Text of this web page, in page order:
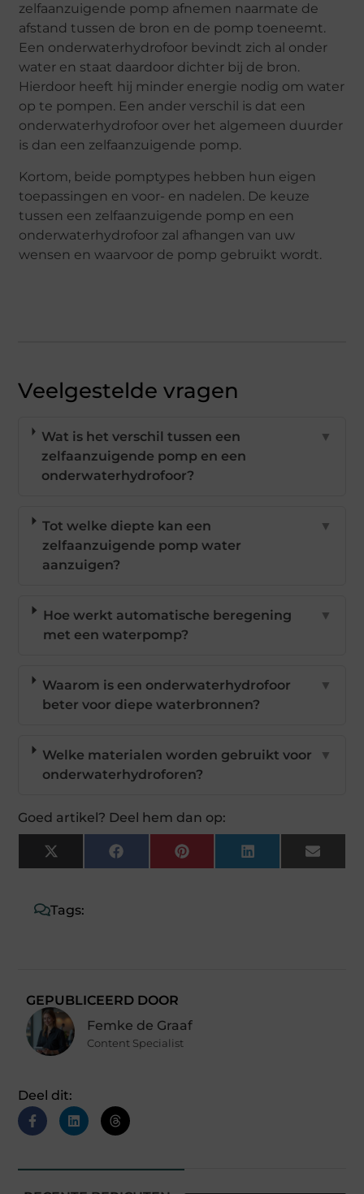
zelfaanzuigende pomp afnemen naarmate de
afstand tussen de bron en de pomp toeneemt.
Een onderwaterhydrofoor bevindt zich al onder
water en staat daardoor dichter bij de bron.
Hierdoor heeft hij minder energie nodig om water
op te pompen. Een ander verschil is dat een
onderwaterhydrofoor over het algemeen duurder
is dan een zelfaanzuigende pomp.
Kortom, beide pomptypes hebben hun eigen
toepassingen en voor- en nadelen. De keuze
tussen een zelfaanzuigende pomp en een
onderwaterhydrofoor zal afhangen van uw
wensen en waarvoor de pomp gebruikt wordt.
Veelgestelde vragen
Wat is het verschil tussen een
zelfaanzuigende pomp en een
onderwaterhydrofoor?
▼
Tot welke diepte kan een
zelfaanzuigende pomp water
aanzuigen?
▼
Hoe werkt automatische beregening
met een waterpomp?
▼
Waarom is een onderwaterhydrofoor
beter voor diepe waterbronnen?
▼
Welke materialen worden gebruikt voor
onderwaterhydroforen?
▼
Goed artikel? Deel hem dan op:
X
(Twitter)
FacebookPinterestLinkedIn Email
Tags:
GEPUBLICEERD DOOR
Femke de Graaf
Content Specialist
Deel dit: